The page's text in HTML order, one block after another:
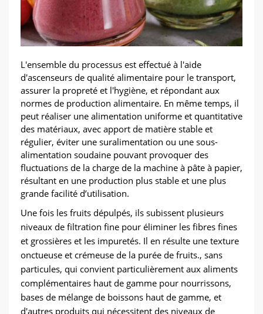
L'ensemble du processus est effectué à l'aide
d'ascenseurs de qualité alimentaire pour le transport,
assurer la propreté et l'hygiène, et répondant aux
normes de production alimentaire. En même temps, il
peut réaliser une alimentation uniforme et quantitative
des matériaux, avec apport de matière stable et
régulier, éviter une suralimentation ou une sous-
alimentation soudaine pouvant provoquer des
fluctuations de la charge de la machine à pâte à papier,
résultant en une production plus stable et une plus
grande facilité d’utilisation.
Une fois les fruits dépulpés, ils subissent plusieurs
niveaux de filtration fine pour éliminer les fibres fines
et grossières et les impuretés. Il en résulte une texture
onctueuse et crémeuse de la purée de fruits., sans
particules, qui convient particulièrement aux aliments
complémentaires haut de gamme pour nourrissons,
bases de mélange de boissons haut de gamme, et
d'autres produits qui nécessitent des niveaux de